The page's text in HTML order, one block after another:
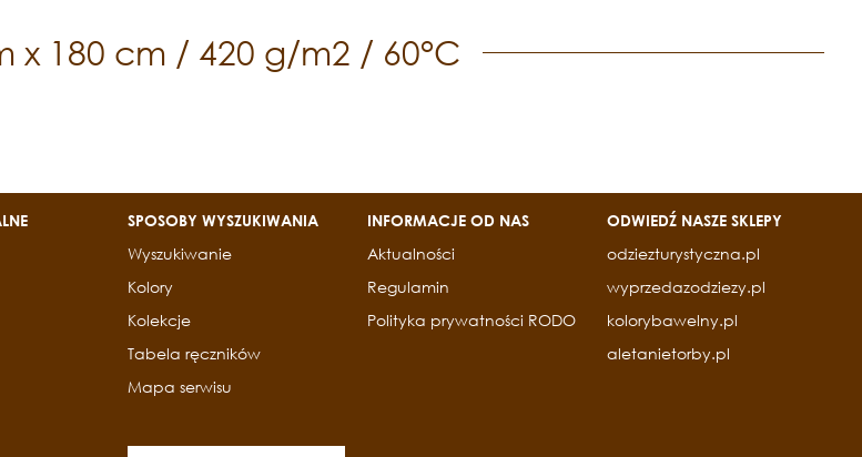
x 180 cm / 420 g/m2 / 60°C
SPOSOBY WYSZUKIWANIA
Wyszukiwanie
Kolory
Kolekcje
Tabela ręczników
Mapa serwisu
INFORMACJE OD NAS
Aktualności
Regulamin
Polityka prywatności RODO
ODWIEDŹ NASZE SKLEPY
odziezturystyczna.pl
wyprzedazodziezy.pl
kolorybawelny.pl
aletanietorby.pl